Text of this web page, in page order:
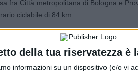
della tua riservatezza è
informazioni su un dispositivo (e/o vi
a Ravenna, un’opportunità di sviluppo
tra comuni per gli spostamenti
internazionali, nazionali e regionali di